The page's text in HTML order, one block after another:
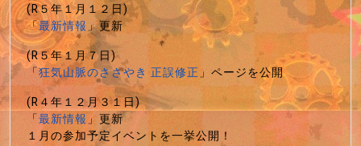
(R５年１月１２日)
「最新情報」更新
(R５年１月７日)
「狂気山脈のささやき 正誤修正」ページを公開
(R４年１２月３１日)
「最新情報」更新
１月の参加予定イベントを一挙公開！